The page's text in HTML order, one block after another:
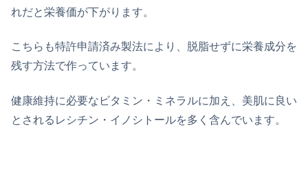
れだと栄養価が下がります。
こちらも特許申請済み製法により、脱脂せずに栄養成分を
残す方法で作っています。
健康維持に必要なビタミン・ミネラルに加え、美肌に良い
とされるレシチン・イノシトールを多く含んでいます。